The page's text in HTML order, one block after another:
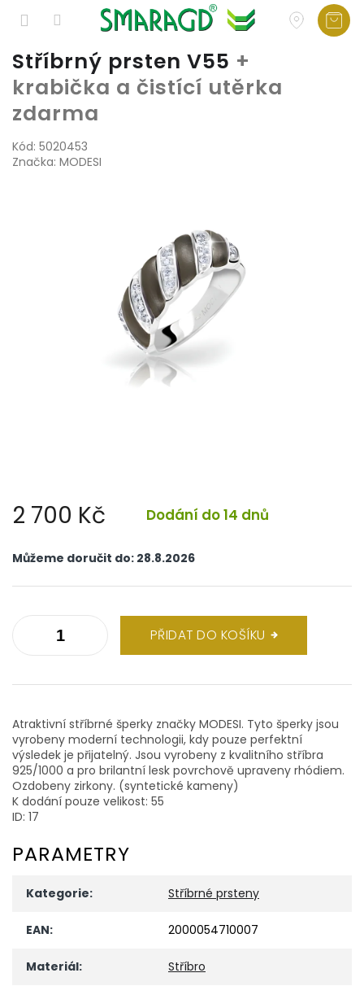
Přejít
na
obsah
Stříbrný prsten V55 +
krabička a čistící utěrka
zdarma
Kód: 5020453
Značka: MODESI
2 700 Kč Dodání do 14 dnů
cena:
Můžeme doručit do: 28.8.2026
PŘIDAT DO KOŠÍKU
Atraktivní stříbrné šperky značky MODESI. Tyto šperky jsou
vyrobeny moderní technologii, kdy pouze perfektní
výsledek je přijatelný. Jsou vyrobeny z kvalitního stříbra
925/1000 a pro brilantní lesk povrchově upraveny rhódiem.
Ozdobeny zirkony. (syntetické kameny)
K dodání pouze velikost: 55
ID: 17
PARAMETRY
Kategorie: Stříbrné prsteny
EAN: 2000054710007
Materiál: Stříbro